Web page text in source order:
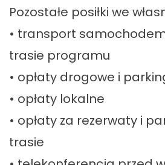
Pozostałe posiłki we
• transport
trasie programu
• opłaty drogowe i
• opłaty lokalne
• opłaty za rezerwaty i
trasie